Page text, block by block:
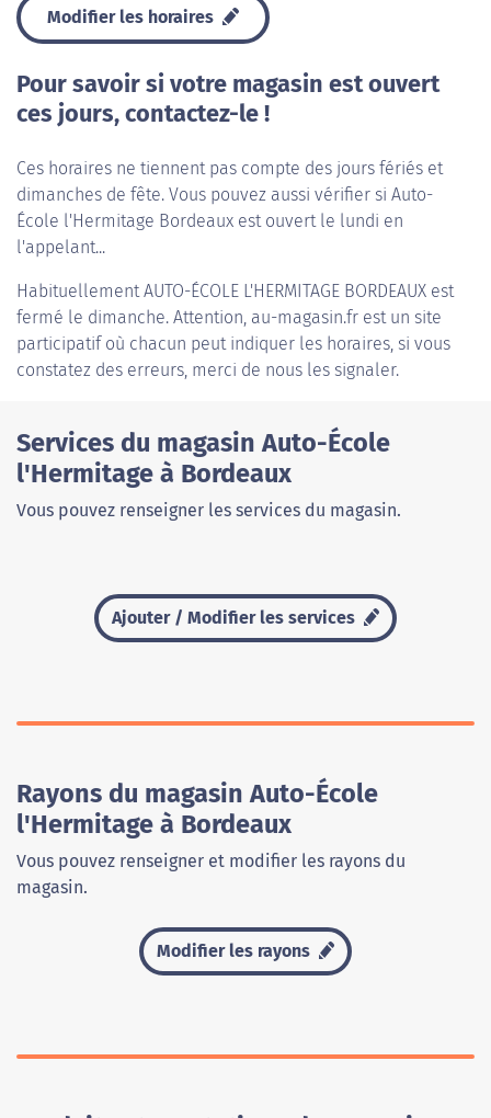
Modifier les horaires
Pour savoir si votre magasin est ouvert
ces jours, contactez-le !
Ces horaires ne tiennent pas compte des jours fériés et
dimanches de fête. Vous pouvez aussi vérifier si Auto-
École l'Hermitage Bordeaux est ouvert le lundi en
l'appelant...
HabituellementAUTO-ÉCOLE L'HERMITAGE BORDEAUX est
fermé le dimanche. Attention, au-magasin.fr est un site
participatif où chacun peut indiquer les horaires, si vous
constatez des erreurs, merci de nous les signaler.
Services du magasin Auto-École
l'Hermitage à Bordeaux
Vous pouvez renseigner les services du magasin.
Ajouter / Modifier les services
Rayons du magasin Auto-École
l'Hermitage à Bordeaux
Vous pouvez renseigner et modifier les rayons du
magasin.
Modifier les rayons